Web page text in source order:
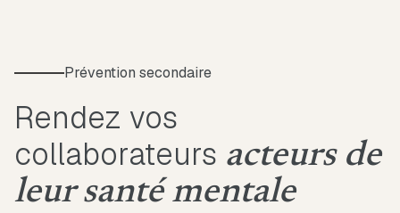
Prévention secondaire
Rendez vos
collaborateurs acteurs de
leur santé mentale